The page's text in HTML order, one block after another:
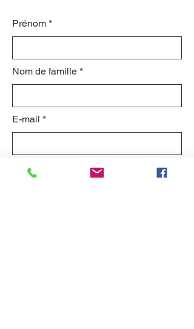
Prénom
Nom de famille
E-mail
Objet